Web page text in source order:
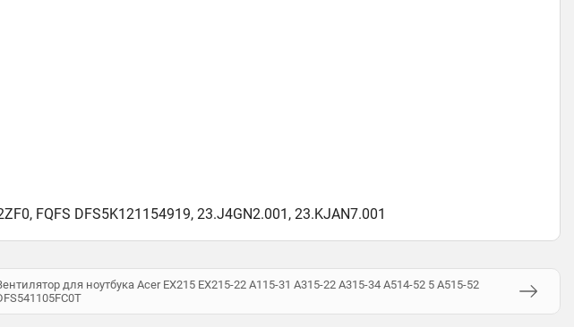
FQFS DFS5K121154919, 23.J4GN2.001, 23.KJAN7.001
для ноутбука Acer EX215 EX215-22 A115-31 A315-22 A315-34 A514-52 5 A515-52